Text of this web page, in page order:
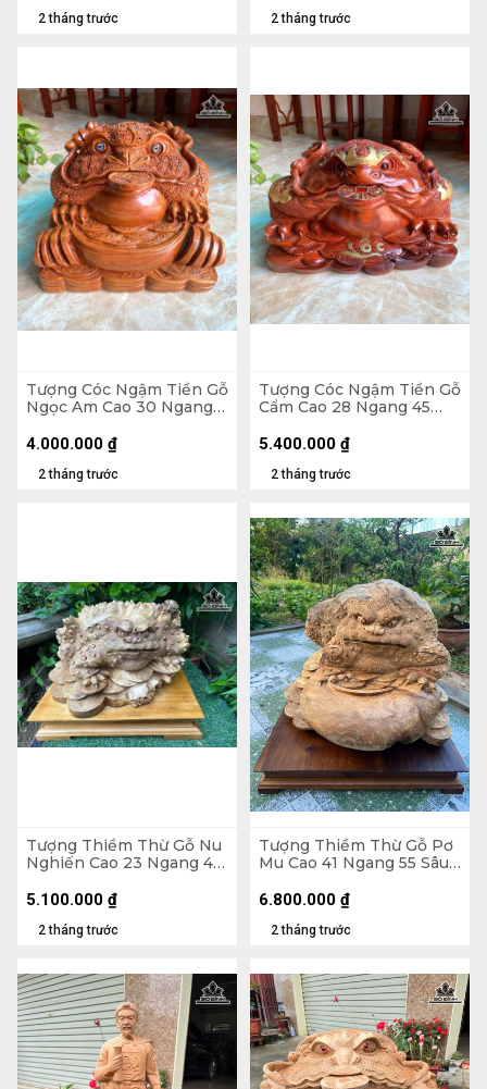
2 tháng trước 2 tháng trước
Tượng Cóc Ngậm Tiền Gỗ
Ngọc Am Cao 30 Ngang
2 tháng trước
4.000.000 ₫
Tượng Cóc Ngậm Tiền Gỗ
Cẩm Cao 28 Ngang 45
2 tháng trước
5.400.000 ₫
Tượng Thiềm Thừ Gỗ Nu
Nghiến Cao 23 Ngang 41
2 tháng trước
5.100.000 ₫
Tượng Thiềm Thừ Gỗ Pơ
Mu Cao 41 Ngang 55 Sâu
2 tháng trước
6.800.000 ₫